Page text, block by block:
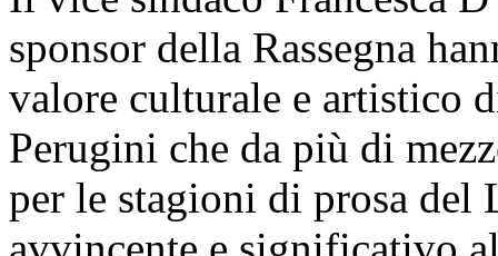
sponsor della Rassegna
valore culturale e artistico
Perugini che da più di
per le stagioni di prosa del